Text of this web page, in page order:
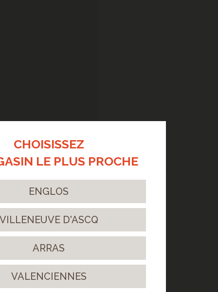
> CHÊNE ANIMOSO AUTHENTIC
181 - POSE EN DIAGONALE
esthétique fort, moderne et dynamique.
> CHENE AUTHENTIC ANIMOSO -
CHOISISSEZ
LE PLUS PROCHE
ENGLOS
VILLENEUVE D'ASCQ
ARRAS
VALENCIENNES